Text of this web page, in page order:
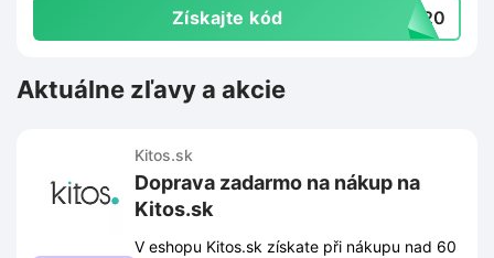
Získajte kód RA20
Aktuálne zľavy a akcie
Kitos.sk
Doprava zadarmo na nákup na
Kitos.sk
V eshopu Kitos.sk získate při nákupu nad 60